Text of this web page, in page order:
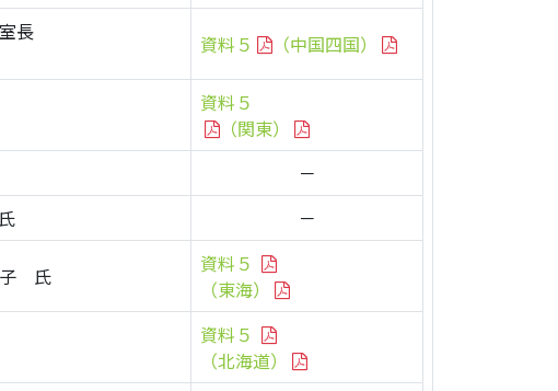
長
資料５ （中国四国）
資料５
（関東）
－
－
子 氏
資料５
（東海）
資料５
（北海道）